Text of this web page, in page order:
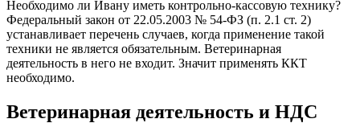
Необходимо ли Ивану иметь контрольно-кассовую технику?
Федеральный закон от 22.05.2003 № 54-ФЗ (п. 2.1 ст. 2)
устанавливает перечень случаев, когда применение такой
техники не является обязательным. Ветеринарная
деятельность в него не входит. Значит применять ККТ
необходимо.
Ветеринарная деятельность и НДС